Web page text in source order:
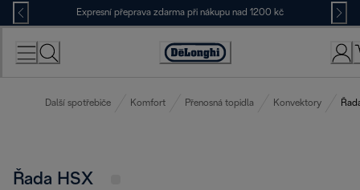
Skip
to
Content
Expresní přeprava zdarma při nákupu nad 1200 kč
Accessibility
Další spotřebiče Komfort Přenosná topidla Konvektory
Řada HSX